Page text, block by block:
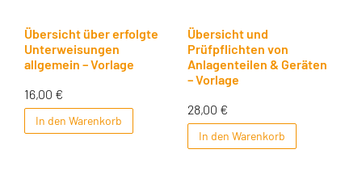
Übersicht über erfolgte
Unterweisungen
allgemein – Vorlage
16,00 €
In den Warenkorb
Übersicht und
Prüfpflichten von
Anlagenteilen & Geräten
– Vorlage
28,00 €
In den Warenkorb